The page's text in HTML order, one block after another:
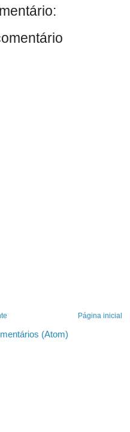
Página inicial
(Atom)